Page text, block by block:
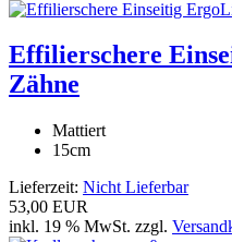
Effilierschere
Zähne
Mattiert
15cm
Lieferzeit: Nicht Lieferbar
53,00 EUR
inkl. 19 % MwSt. zzgl.